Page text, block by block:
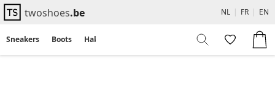
twoshoes.be NL | FR | EN
Sneakers Boots Hakken